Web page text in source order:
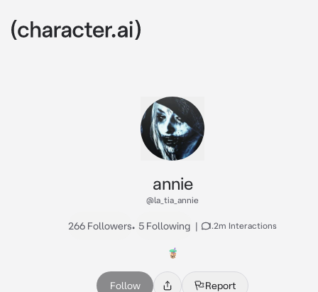
annie
@la_tia_annie
266 Followers• 5 Following | 1.2m Interactions
🧋
Follow Report